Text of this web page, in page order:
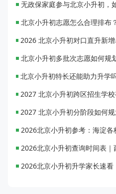
无政保家庭参与北京小升初，
2026北京小升初参考：海淀